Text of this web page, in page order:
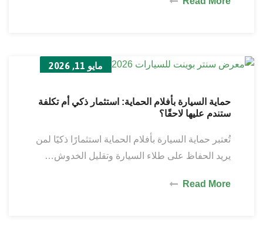
مايو 11, 2026
حماية السيارة بأفلام الحماية: استثمار ذكي أم تكلفة
ستندم عليها لاحقًا؟
تُعتبر حماية السيارة بأفلام الحماية استثمارًا ذكيًا لمن
يريد الحفاظ على طلاء السيارة وتقليل الخدوش…
Read More